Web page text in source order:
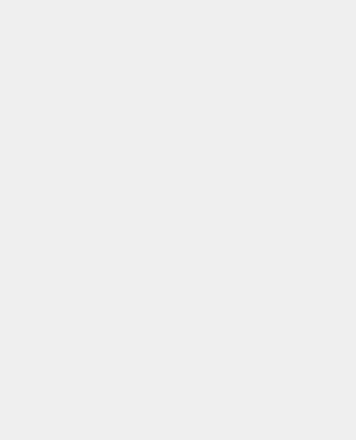
Leta 2018 je prejel nagrado
Peta je leta 2018 priboljšek
ohrovtom razglasila za najboljši
Leta 2019 je revija Ethical
podelila nagrado Best Buy za
Benevo je bila prva veganska ekološka
veganska hrana za mačke, izdelana v
Priporoča jih UK Vegetarian Society,
in imajo PETA certifikat o
Benevo je trenutno največja
blagovna znamka veganske
živali na svetu in veseli smo,
ponudimo tudi v naši majhni